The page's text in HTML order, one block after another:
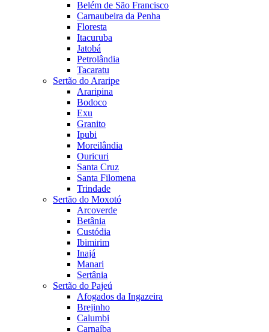
Belém de São Francisco
Carnaubeira da Penha
Floresta
Itacuruba
Jatobá
Petrolândia
Tacaratu
Sertão do Araripe
Araripina
Bodoco
Exu
Granito
Ipubi
Moreilândia
Ouricuri
Santa Cruz
Santa Filomena
Trindade
Sertão do Moxotó
Arcoverde
Betânia
Custódia
Ibimirim
Inajá
Manari
Sertânia
Sertão do Pajeú
Afogados da Ingazeira
Brejinho
Calumbi
Carnaíba